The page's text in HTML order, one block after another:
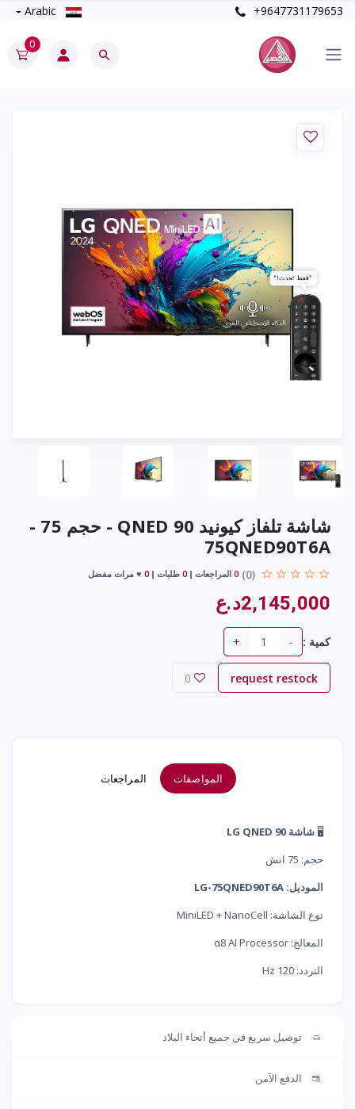
+9647731179653
0
شاشة تلفاز كيونيد QNED 90 - حجم 75 -
75QNED90T6A
(0)
0 المراجعات 0 طلبات 0 ♥ مرات مفضل
2,145,000د.ع
كمية : -
+
request restock
0
المواصفات المراجعات
🖥️ شاشة LG QNED 90
حجم: 75 انش
الموديل: LG-75QNED90T6A
نوع الشاشة: MiniLED + NanoCell
المعالج: α8 AI Processor
التردد: 120 Hz
توصيل سريع في جميع أنحاء البلاد
الدفع الآمن